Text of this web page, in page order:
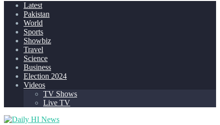
Latest
Pakistan
World
Sports
Showbiz
Travel
Science
Business
Election 2024
Videos
TV Shows
Live TV